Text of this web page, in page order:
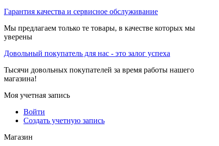
Гарантия качества и сервисное обслуживание
Мы предлагаем только те товары, в качестве которых мы
уверены
Довольный покупатель для нас - это залог успеха
Тысячи довольных покупателей за время работы нашего
магазина!
Моя учетная запись
Войти
Создать учетную запись
Магазин